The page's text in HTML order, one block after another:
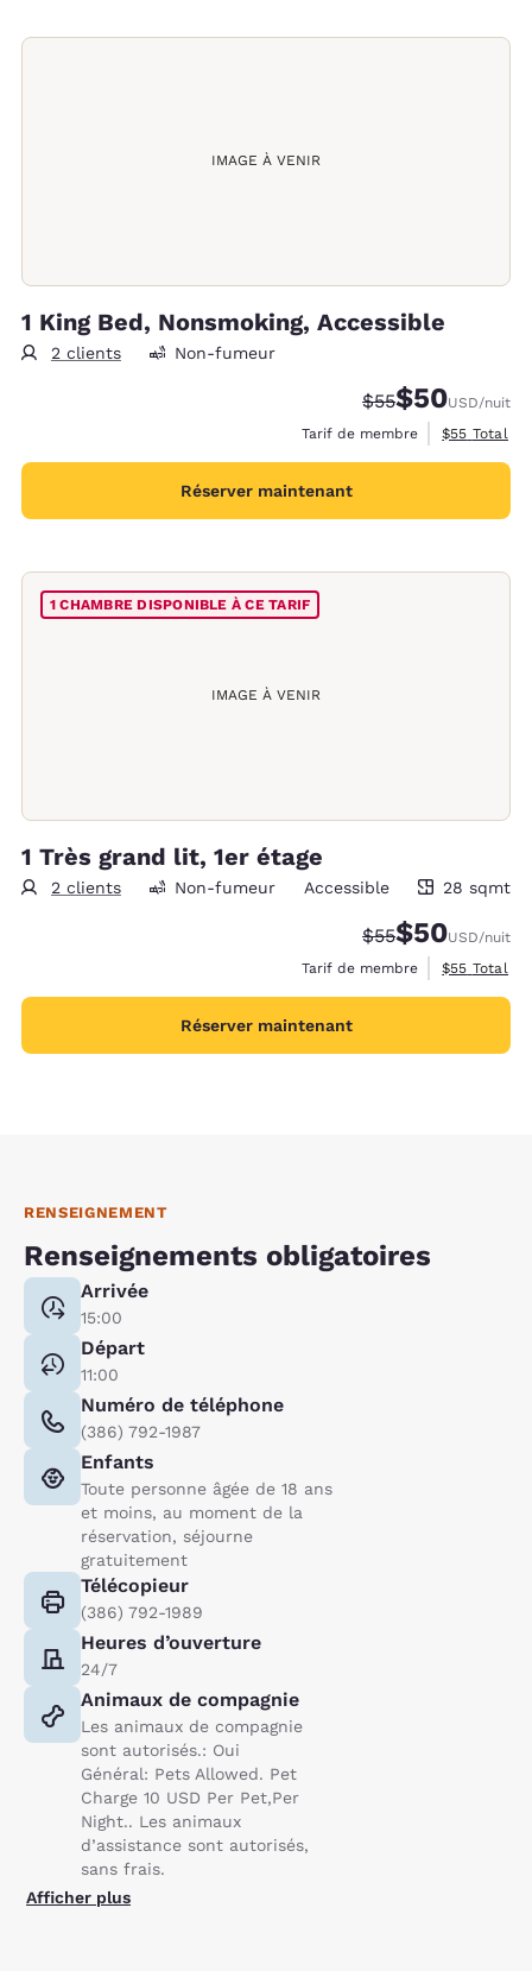
IMAGE À VENIR
1 King Bed, Nonsmoking, Accessible
2 clients Non-fumeur
Tarif barré :
$55Tarif réduit :
$50USD/nuit
Tarif de membre
Afficher les
$55 Total
Réserver maintenant
IMAGE À VENIR
1 CHAMBRE DISPONIBLE À CE TARIF
1 Très grand lit, 1er étage
2 clients
28 mètres carrés
Non-fumeur Accessible 28 sqmt
Tarif barré :
$55Tarif réduit :
$50USD/nuit
Tarif de membre
Afficher les
$55 Total
Réserver maintenant
RENSEIGNEMENT
Renseignements obligatoires
Arrivée
15:00
Départ
11:00
Numéro de téléphone
(386) 792-1987
Enfants
Toute personne âgée de 18 ans
et moins, au moment de la
réservation, séjourne
gratuitement
Télécopieur
(386) 792-1989
Heures d’ouverture
24/7
Animaux de compagnie
Les animaux de compagnie
sont autorisés.: Oui
Général: Pets Allowed. Pet
Charge 10 USD Per Pet,Per
Night.. Les animaux
d’assistance sont autorisés,
sans frais.
Afficher plus